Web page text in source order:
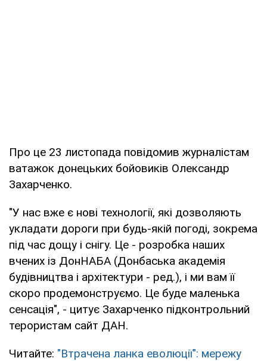
Про це 23 листопада повідомив журналістам
ватажок донецьких бойовиків Олександр
Захарченко.
"У нас вже є нові технології, які дозволяють
укладати дороги при будь-якій погоді, зокрема
під час дощу і снігу. Це - розробка наших
вчених із ДонНАБА (Донбаська академія
будівництва і архітектури - ред.), і ми вам її
скоро продемонструємо. Це буде маленька
сенсація", - цитує Захарченко підконтрольний
терористам сайт ДАН.
Читайте: "Втрачена ланка еволюції": мережу